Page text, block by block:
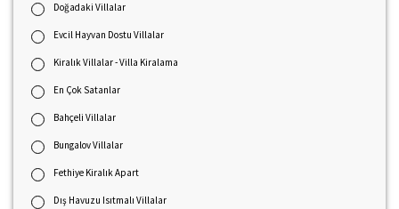
Doğadaki Villalar
Evcil Hayvan Dostu Villalar
Kiralık Villalar - Villa Kiralama
En Çok Satanlar
Bahçeli Villalar
Bungalov Villalar
Fethiye Kiralık Apart
Dış Havuzu Isıtmalı Villalar